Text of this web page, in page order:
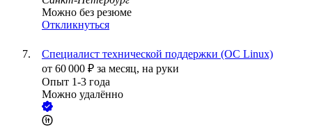
Можно без резюме
Откликнуться
Специалист технической поддержки (ОС Linux)
от 60 000 ₽ за месяц, на руки
Опыт 1-3 года
Можно удалённо